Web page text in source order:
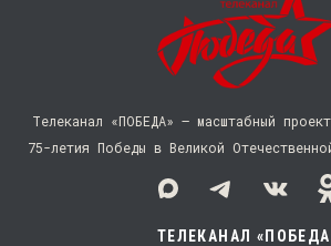
Телеканал «ПОБЕДА» — масштабный
75-летия Победы в Великой
ТЕЛЕКАНАЛ